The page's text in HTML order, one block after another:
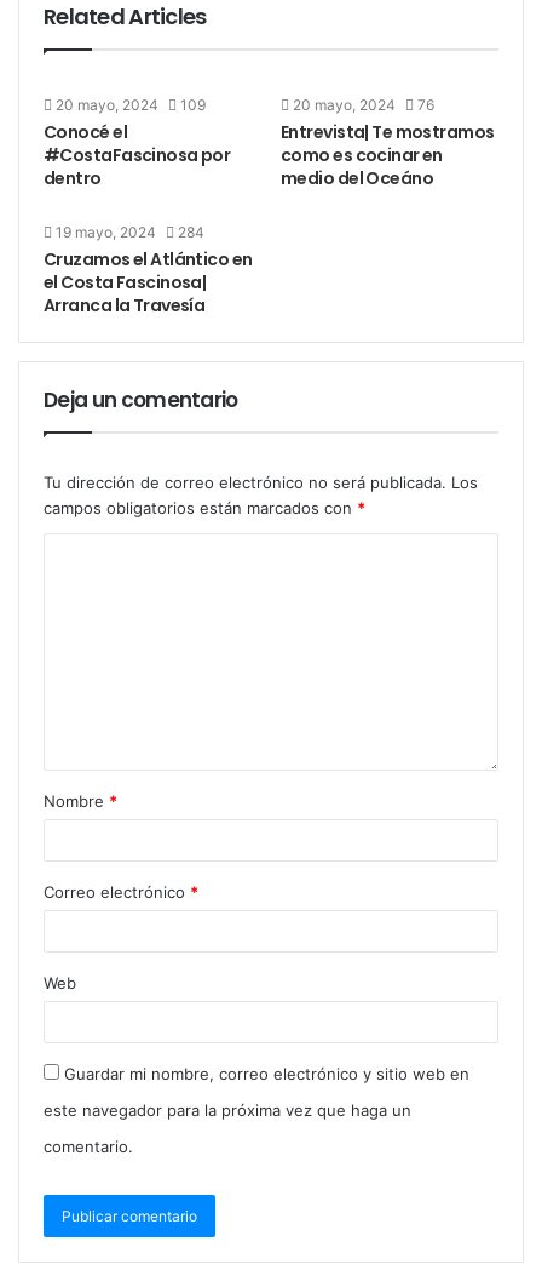
Related Articles
20 mayo, 2024 109
Conocé el
#CostaFascinosa por
dentro
20 mayo, 2024 76
Entrevista| Te mostramos
como es cocinar en
medio del Oceáno
19 mayo, 2024 284
Cruzamos el Atlántico en
el Costa Fascinosa|
Arranca la Travesía
Deja un comentario
Tu dirección de correo electrónico no será publicada. Los
campos obligatorios están marcados con *
Nombre *
Correo electrónico *
Web
Guardar mi nombre, correo electrónico y sitio web en
este navegador para la próxima vez que haga un
comentario.